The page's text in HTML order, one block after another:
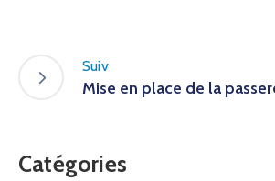
Suiv
Mise en place de la
Catégories